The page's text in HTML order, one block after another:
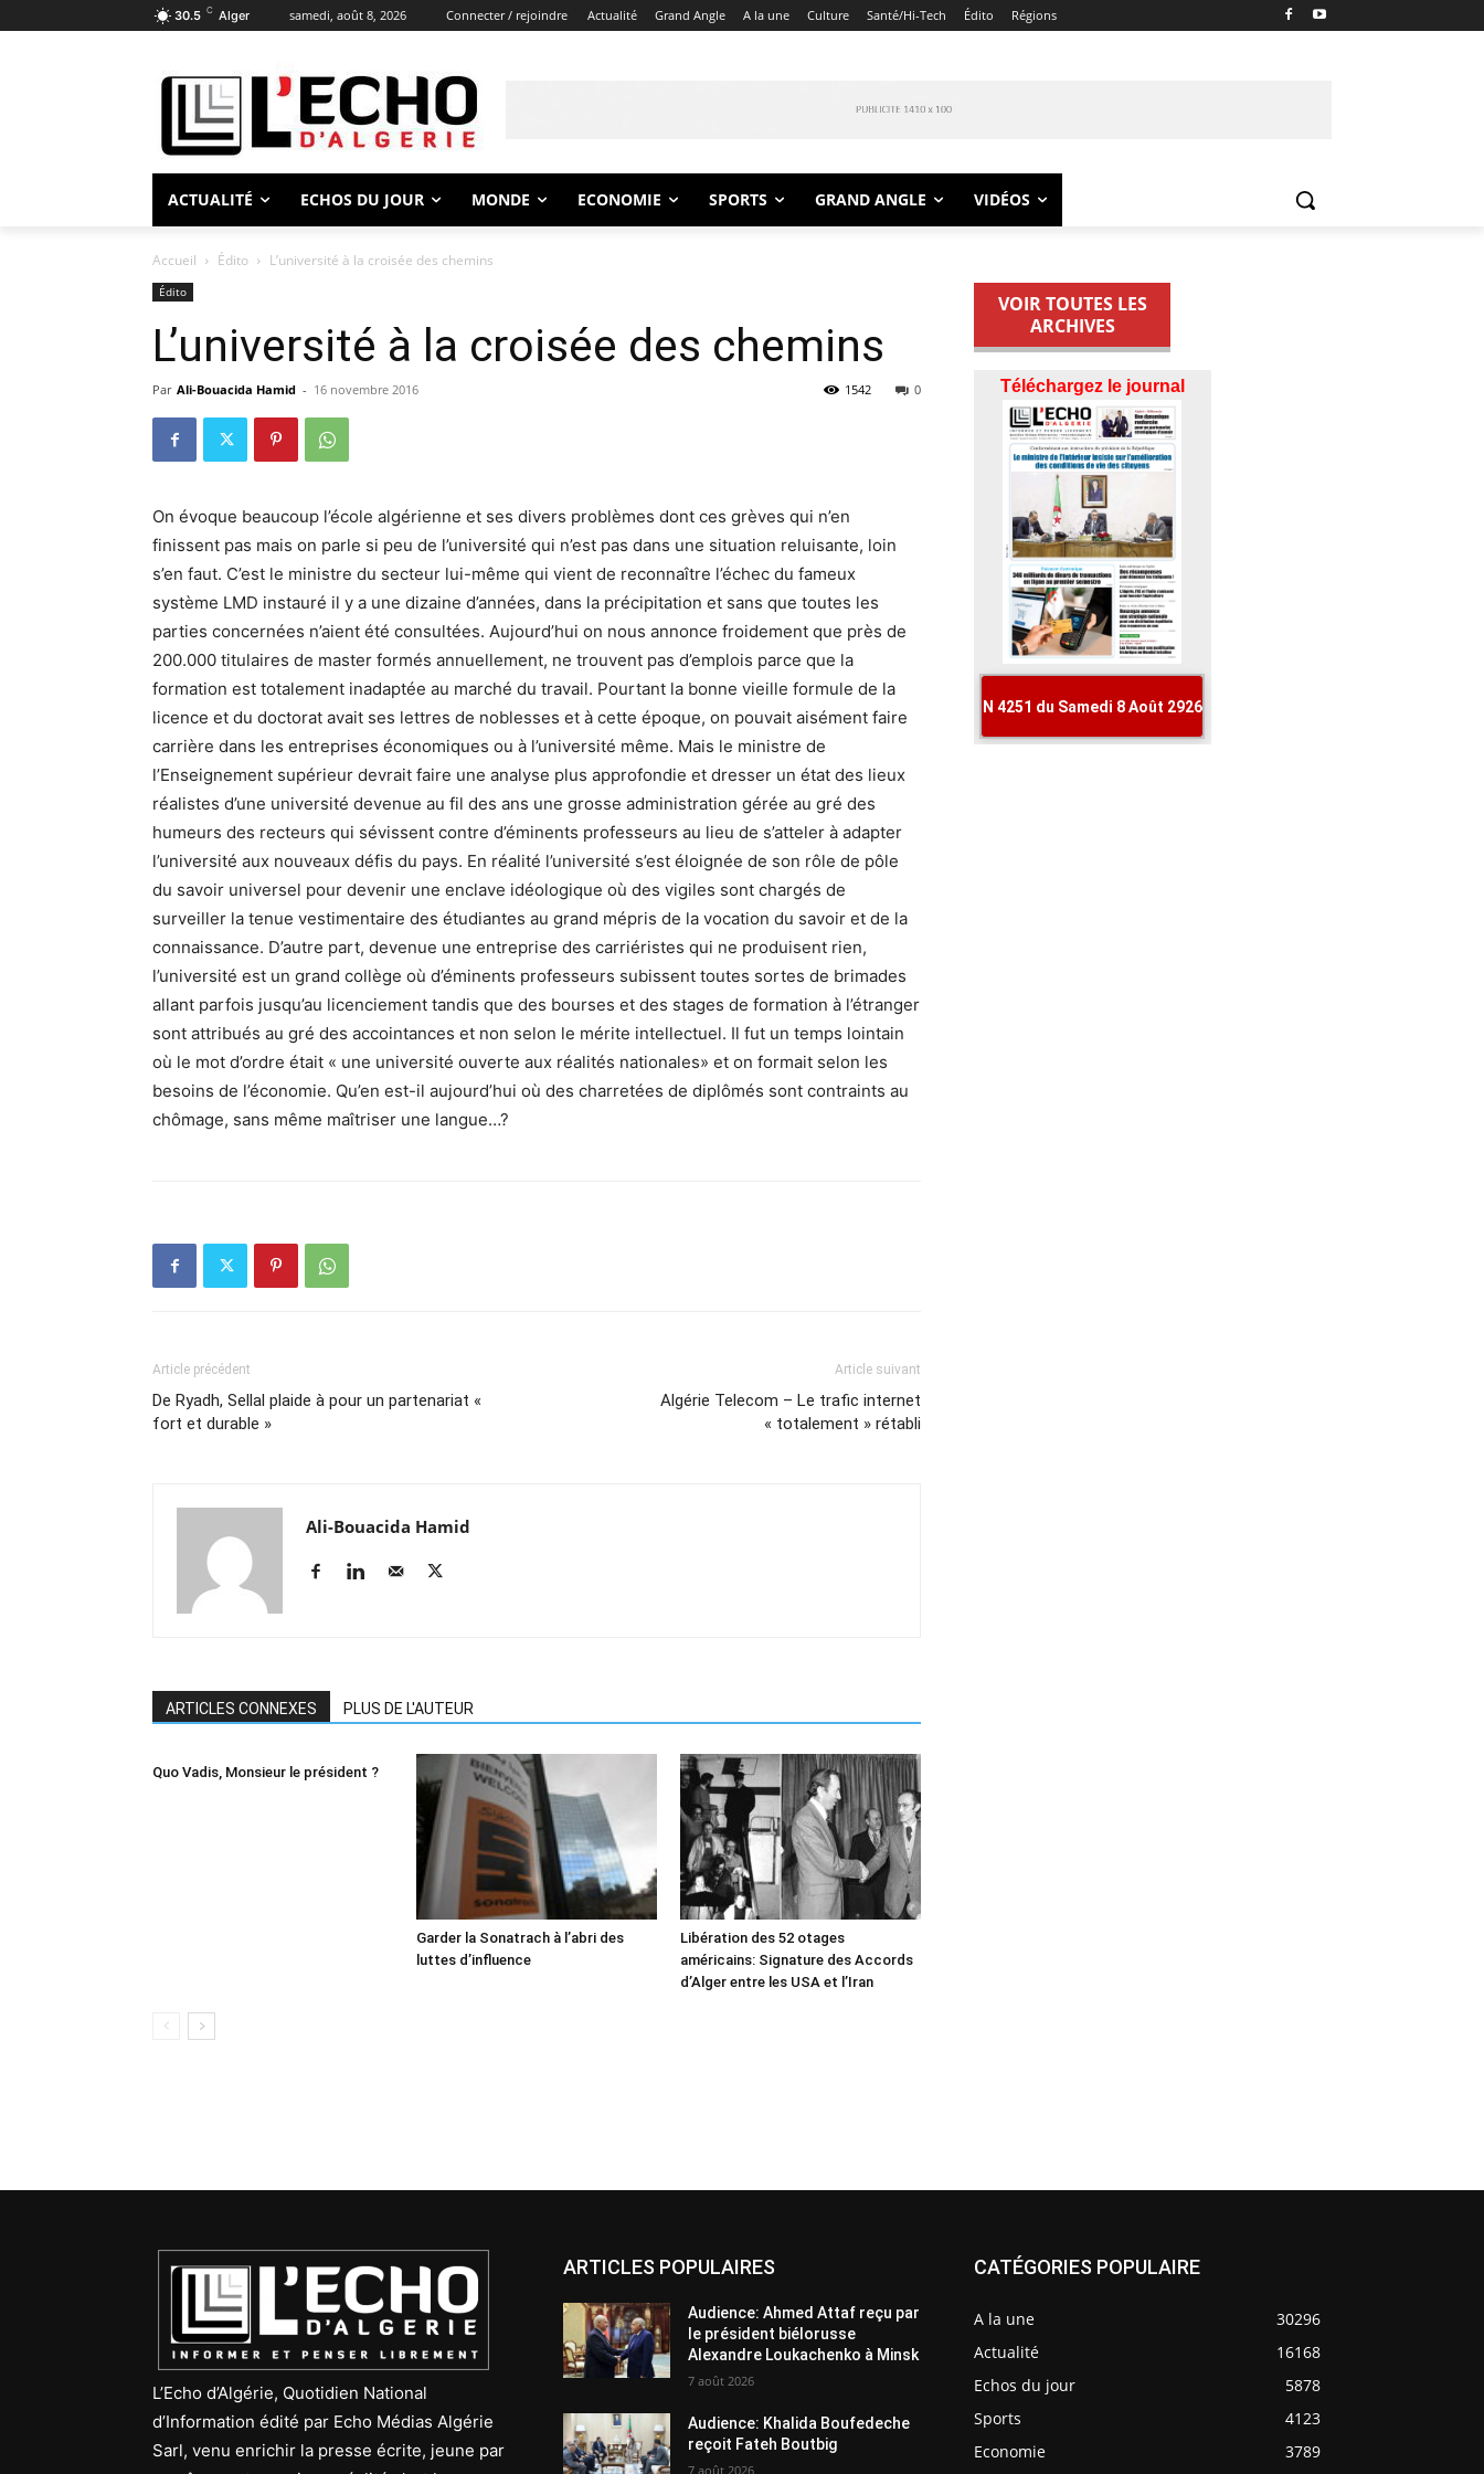
30.5 C Alger samedi, août 8, 2026 Connecter / rejoindre Actualité Grand Angle A la une Culture Santé/Hi-Tech Édito Régions
ACTUALITÉ ECHOS DU JOUR MONDE ECONOMIE SPORTS GRAND ANGLE VIDÉOS
Accueil Édito L’université à la croisée des chemins
Édito
L’université à la croisée des chemins
Par Ali-Bouacida Hamid - 16 novembre 2016 0
1542
On évoque beaucoup l’école algérienne et ses divers problèmes dont ces grèves qui n’en
finissent pas mais on parle si peu de l’université qui n’est pas dans une situation reluisante, loin
s’en faut. C’est le ministre du secteur lui-même qui vient de reconnaître l’échec du fameux
système LMD instauré il y a une dizaine d’années, dans la précipitation et sans que toutes les
parties concernées n’aient été consultées. Aujourd’hui on nous annonce froidement que près de
200.000 titulaires de master formés annuellement, ne trouvent pas d’emplois parce que la
formation est totalement inadaptée au marché du travail. Pourtant la bonne vieille formule de la
licence et du doctorat avait ses lettres de noblesses et à cette époque, on pouvait aisément faire
carrière dans les entreprises économiques ou à l’université même. Mais le ministre de
l’Enseignement supérieur devrait faire une analyse plus approfondie et dresser un état des lieux
réalistes d’une université devenue au fil des ans une grosse administration gérée au gré des
humeurs des recteurs qui sévissent contre d’éminents professeurs au lieu de s’atteler à adapter
l’université aux nouveaux défis du pays. En réalité l’université s’est éloignée de son rôle de pôle
du savoir universel pour devenir une enclave idéologique où des vigiles sont chargés de
surveiller la tenue vestimentaire des étudiantes au grand mépris de la vocation du savoir et de la
connaissance. D’autre part, devenue une entreprise des carriéristes qui ne produisent rien,
l’université est un grand collège où d’éminents professeurs subissent toutes sortes de brimades
allant parfois jusqu’au licenciement tandis que des bourses et des stages de formation à l’étranger
sont attribués au gré des accointances et non selon le mérite intellectuel. Il fut un temps lointain
où le mot d’ordre était « une université ouverte aux réalités nationales» et on formait selon les
besoins de l’économie. Qu’en est-il aujourd’hui où des charretées de diplômés sont contraints au
chômage, sans même maîtriser une langue…?
Article précédent
De Ryadh, Sellal plaide à pour un partenariat «
fort et durable »
Article suivant
Algérie Telecom – Le trafic internet
« totalement » rétabli
Ali-Bouacida Hamid
ARTICLES CONNEXES PLUS DE L'AUTEUR
Quo Vadis, Monsieur le président ?
Garder la Sonatrach à l’abri des
luttes d’influence
Libération des 52 otages
américains: Signature des Accords
d’Alger entre les USA et l’Iran
VOIR TOUTES LES
ARCHIVES
L’Echo d’Algérie, Quotidien National
d’Information édité par Echo Médias Algérie
Sarl, venu enrichir la presse écrite, jeune par
ARTICLES POPULAIRES
Audience: Ahmed Attaf reçu par
le président biélorusse
Alexandre Loukachenko à Minsk
7 août 2026
Audience: Khalida Boufedeche
reçoit Fateh Boutbig
7 août 2026
CATÉGORIES POPULAIRE
A la une
30296
Actualité
16168
Echos du jour
5878
Sports
4123
Economie
3789